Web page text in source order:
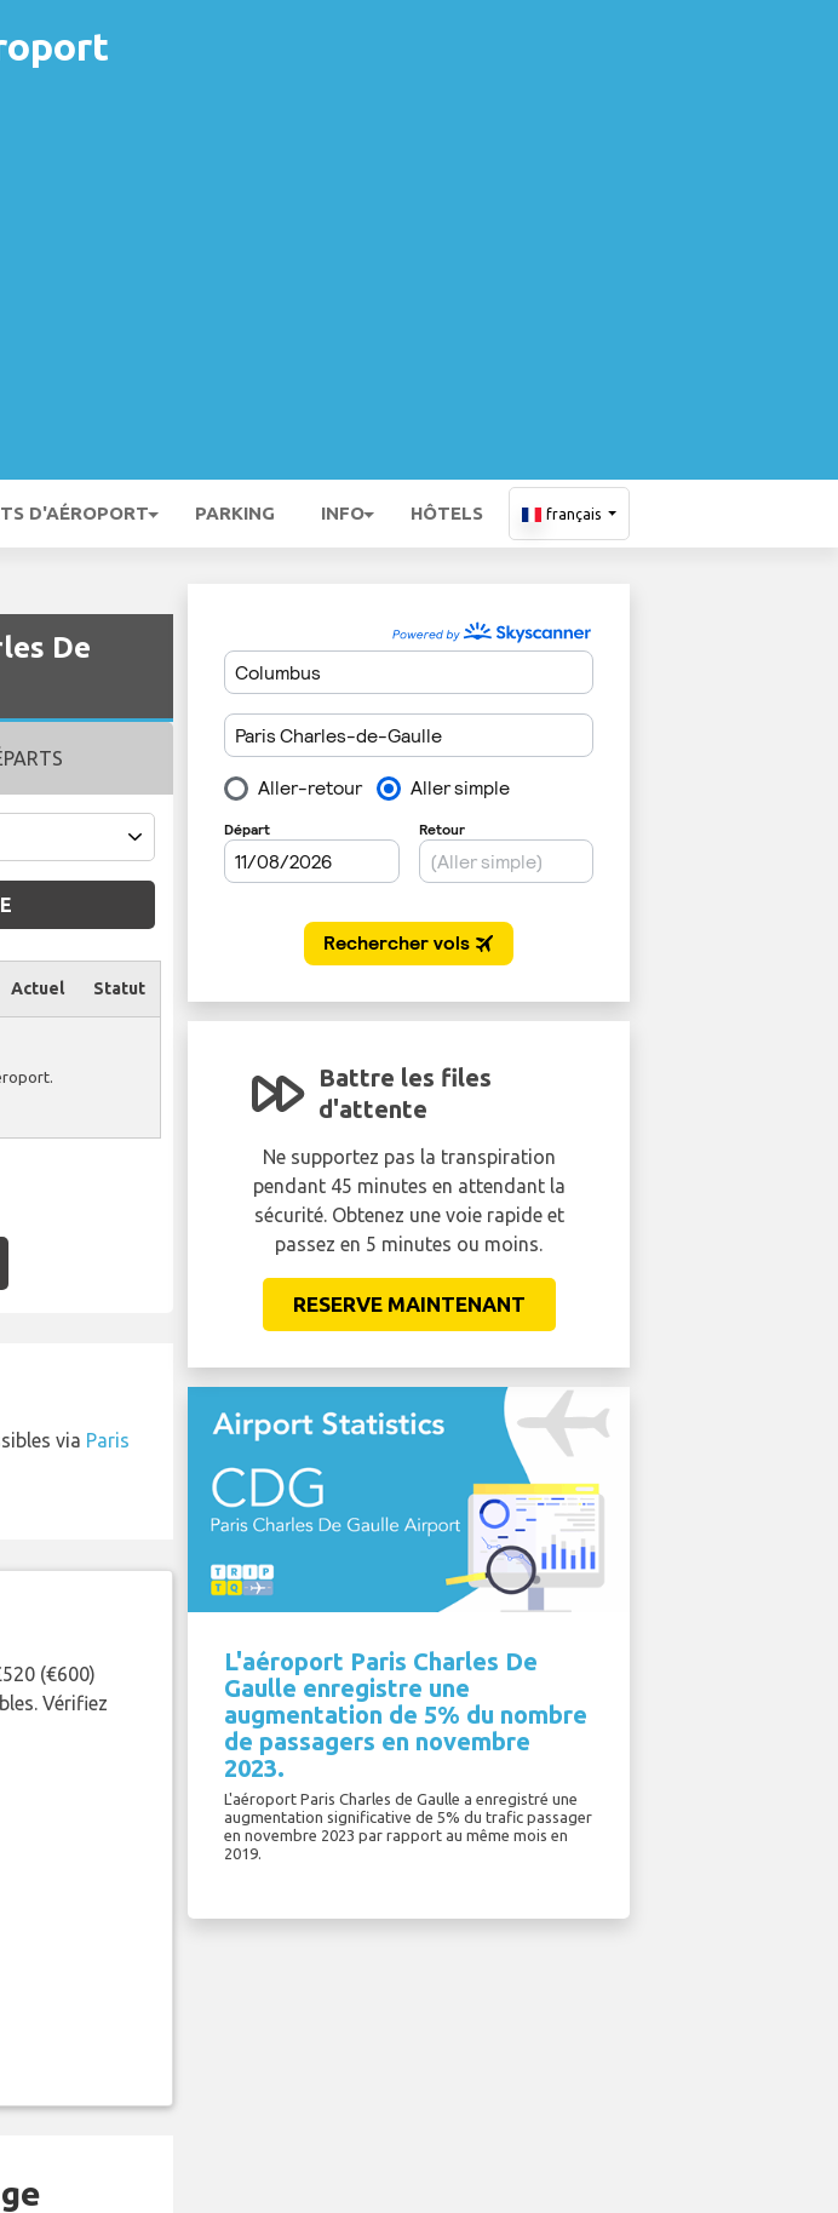
D'AÉROPORT PARKING INFO HÔTELS français
De
Actuel Statut
via Paris
(€600)
Vérifiez
vol a été
de compensation par
votre groupe..
MAINTENANT!
Battre les files
d'attente
Ne supportez pas la transpiration
pendant 45 minutes en attendant la
sécurité. Obtenez une voie rapide et
passez en 5 minutes ou moins.
RESERVE MAINTENANT
L'aéroport Paris Charles De
Gaulle enregistre une
augmentation de 5% du nombre
de passagers en novembre
2023.
L'aéroport Paris Charles de Gaulle a enregistré une
augmentation significative de 5% du trafic passager
en novembre 2023 par rapport au même mois en
2019.